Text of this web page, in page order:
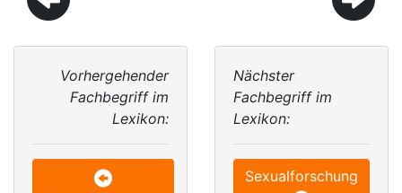
Vorhergehender
Fachbegriff im
Lexikon:
Nächster
Fachbegriff im
Lexikon:
Sexualforschung